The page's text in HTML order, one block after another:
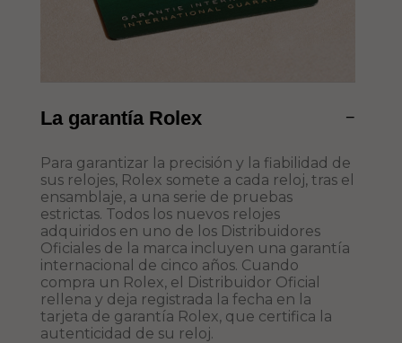
La garantía Rolex −
Para garantizar la precisión y la fiabilidad de
sus relojes, Rolex somete a cada reloj, tras el
ensamblaje, a una serie de pruebas
estrictas. Todos los nuevos relojes
adquiridos en uno de los Distribuidores
Oficiales de la marca incluyen una garantía
internacional de cinco años. Cuando
compra un Rolex, el Distribuidor Oficial
rellena y deja registrada la fecha en la
tarjeta de garantía Rolex, que certifica la
autenticidad de su reloj.